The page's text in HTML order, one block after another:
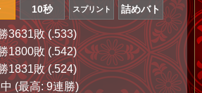
10秒 スプリント 詰めバト
3631敗 (.533)
1800敗 (.542)
1831敗 (.524)
(最高: 9連勝)